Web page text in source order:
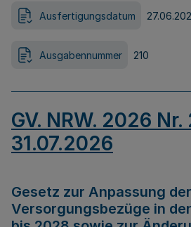
Ausfertigungsdatum
Ausgabennummer 210
GV. NRW. 2026
31.07.2026
Gesetz zur Anpassung
Versorgungsbezüge in